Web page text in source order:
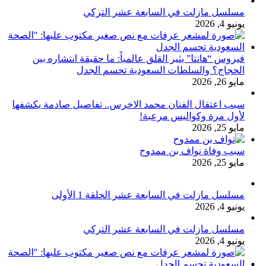
مسلسل مازلت في السابعة عشر التركي
يونيو 4, 2026
فيروس “هانتا” يثير القلق عالمياً: ما حقيقة انتشاره بين
الحجاج؟ والسلطات السعودية تحسم الجدل
مايو 26, 2026
سبب اعتقال الفنان محمد الاخرس.. تفاصيل صادمة يكشفها
لأول مرة وكواليس مرعبة!
مايو 25, 2026
سبب وفاة نواف بن ممدوح
مايو 25, 2026
مسلسل مازلت في السابعة عشر الحلقة 1 الأولى
يونيو 4, 2026
مسلسل مازلت في السابعة عشر التركي
يونيو 4, 2026